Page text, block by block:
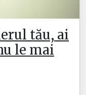
tău, ai
le mai